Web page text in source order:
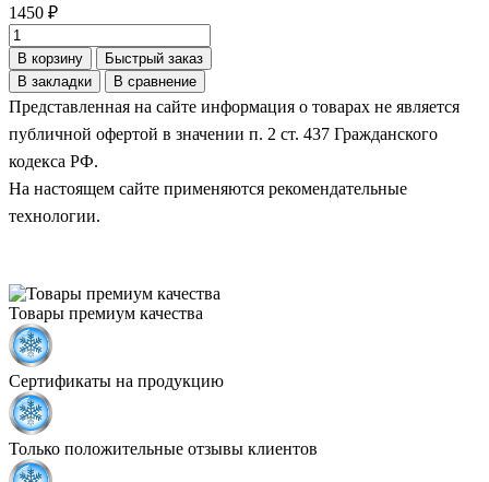
1450 ₽
В корзину
Быстрый заказ
В закладки
В сравнение
Представленная на сайте информация о товарах не является
публичной офертой в значении п. 2 ст. 437 Гражданского
кодекса РФ.
На настоящем сайте применяются рекомендательные
технологии.
Товары премиум качества
Сертификаты на продукцию
Только положительные отзывы клиентов